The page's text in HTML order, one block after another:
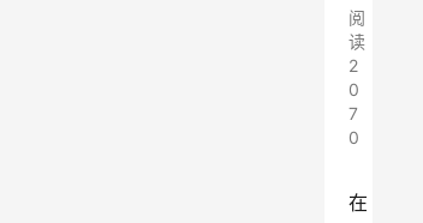
阅
读
2
0
7
0
在